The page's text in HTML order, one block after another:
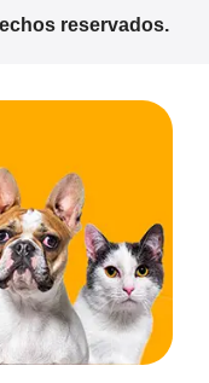
reservados.